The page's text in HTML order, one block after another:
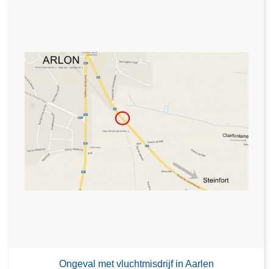
Ongeval met vluchtmisdrijf in Aarlen